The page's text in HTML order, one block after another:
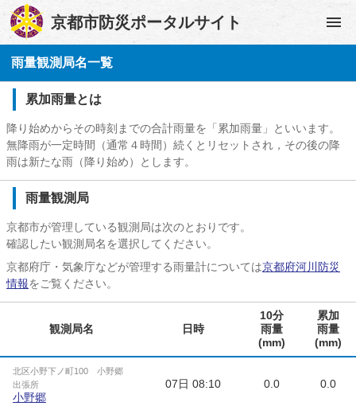
京都市防災ポータルサイト
雨量観測局名一覧
累加雨量とは
降り始めからその時刻までの合計雨量を「累加雨量」といいます。
無降雨が一定時間（通常４時間）続くとリセットされ，その後の降
雨は新たな雨（降り始め）とします。
雨量観測局
京都市が管理している観測局は次のとおりです。
確認したい観測局名を選択してください。
京都府庁・気象庁などが管理する雨量計については京都府河川防災
情報をご覧ください。
観測局名 日時
10分
雨量
(mm)
累加
雨量
(mm)
北区小野下ノ町100 小野郷
出張所
小野郷
07日 08:10 0.0 0.0